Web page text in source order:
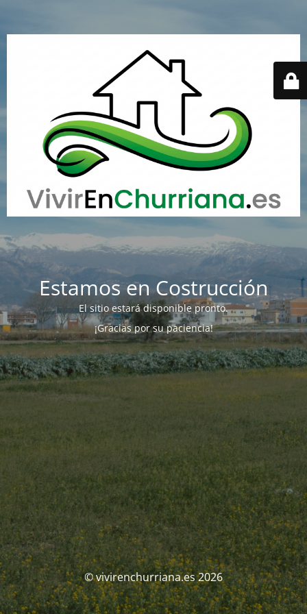
Estamos en Costrucción
El sitio estará disponible pronto.
¡Gracias por su paciencia!
© vivirenchurriana.es 2026